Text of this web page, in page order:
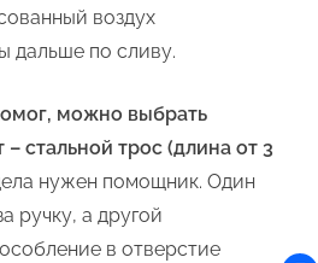
воздух
дальше по сливу.
можно выбрать
стальной трос (длина от 3
нужен помощник. Один
ручку, а другой
в отверстие